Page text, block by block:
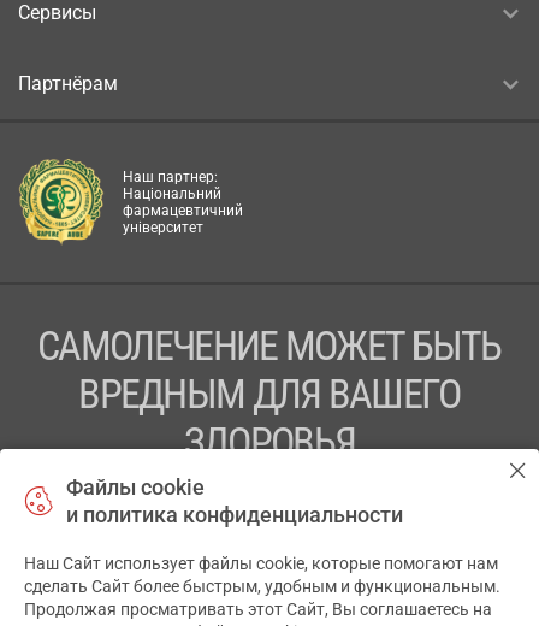
Сервисы
Партнёрам
Наш партнер:
Національний
фармацевтичний
університет
САМОЛЕЧЕНИЕ МОЖЕТ БЫТЬ
ВРЕДНЫМ ДЛЯ ВАШЕГО
ЗДОРОВЬЯ
ПЕРЕД ПРИМЕНЕНИЕМ ПРЕПАРАТА
ПРОКОНСУЛЬТИРУЙТЕСЬ С ВРАЧОМ
ТОВ «АПТЕКА 911.ЮА» Код ЄДРПОУ 43631965.
Отказ от ответственности
Файлы cookie
и политика конфиденциальности
Наш Сайт использует файлы cookie, которые помогают нам
сделать Сайт более быстрым, удобным и функциональным.
Продолжая просматривать этот Сайт, Вы соглашаетесь на
✕